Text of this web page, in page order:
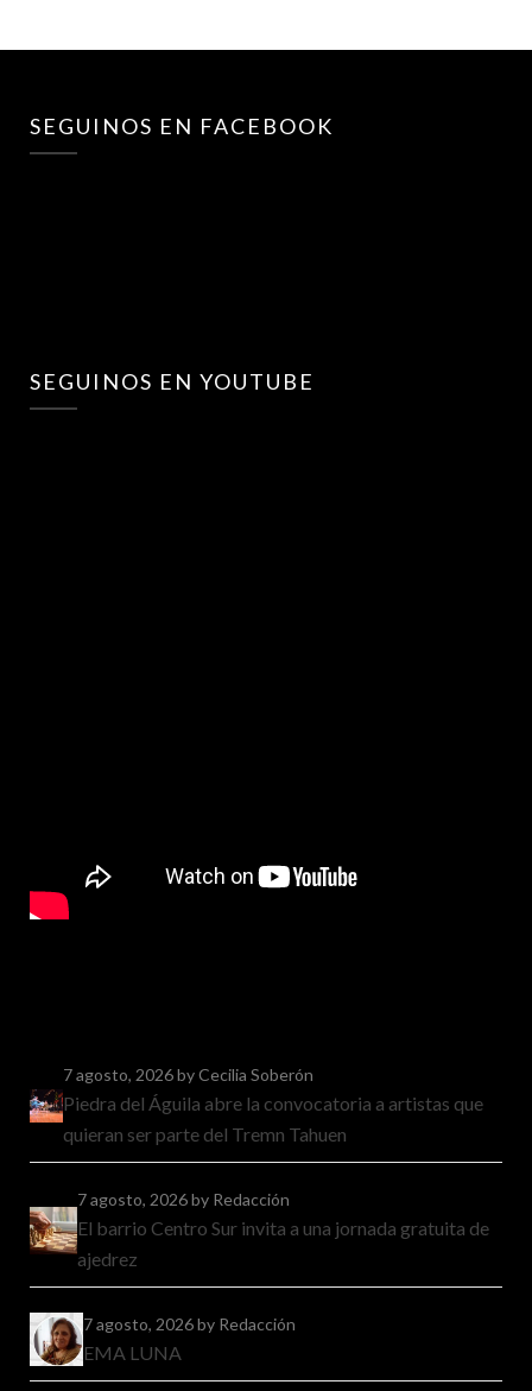
SEGUINOS EN FACEBOOK
SEGUINOS EN YOUTUBE
7 agosto, 2026by Cecilia Soberón
Piedra del Águila abre la convocatoria a artistas que
quieran ser parte del Tremn Tahuen
7 agosto, 2026by Redacción
El barrio Centro Sur invita a una jornada gratuita de
ajedrez
7 agosto, 2026by Redacción
EMA LUNA